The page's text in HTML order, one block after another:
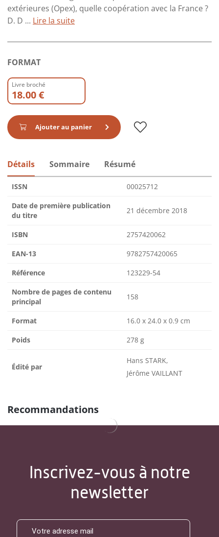
extérieures (Opex), quelle coopération avec la France ?
D. D ... Lire la suite
FORMAT
Livre broché
18.00 €
Ajouter au panier
Détails Sommaire Résumé
ISSN 00025712
Date de première publication
du titre
21 décembre 2018
ISBN 2757420062
EAN-13 9782757420065
Référence 123229-54
Nombre de pages de contenu
principal
158
Format 16.0 x 24.0 x 0.9 cm
Poids 278 g
Édité par
Hans STARK,
Jérôme VAILLANT
Recommandations
Inscrivez-vous à notre
newsletter